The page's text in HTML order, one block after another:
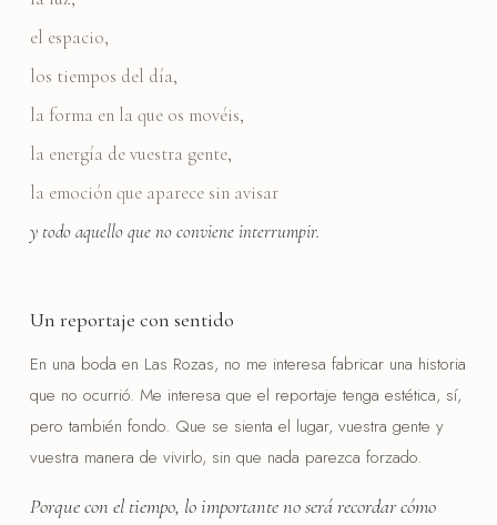
el espacio,
los tiempos del día,
la forma en la que os movéis,
la energía de vuestra gente,
la emoción que aparece sin avisar
y todo aquello que no conviene interrumpir.
Un reportaje con sentido
En una boda en Las Rozas, no me interesa fabricar una historia
que no ocurrió. Me interesa que el reportaje tenga estética, sí,
pero también fondo. Que se sienta el lugar, vuestra gente y
vuestra manera de vivirlo, sin que nada parezca forzado.
Porque con el tiempo, lo importante no será recordar cómo